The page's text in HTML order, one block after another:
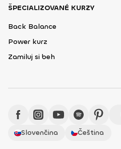
ŠPECIALIZOVANÉ KURZY
Back Balance
Power kurz
Zamiluj si beh
Slovenčina
Čeština